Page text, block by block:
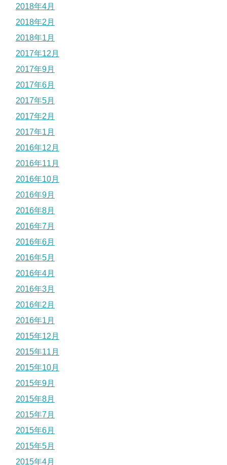
2018年4月
2018年2月
2018年1月
2017年12月
2017年9月
2017年6月
2017年5月
2017年2月
2017年1月
2016年12月
2016年11月
2016年10月
2016年9月
2016年8月
2016年7月
2016年6月
2016年5月
2016年4月
2016年3月
2016年2月
2016年1月
2015年12月
2015年11月
2015年10月
2015年9月
2015年8月
2015年7月
2015年6月
2015年5月
2015年4月